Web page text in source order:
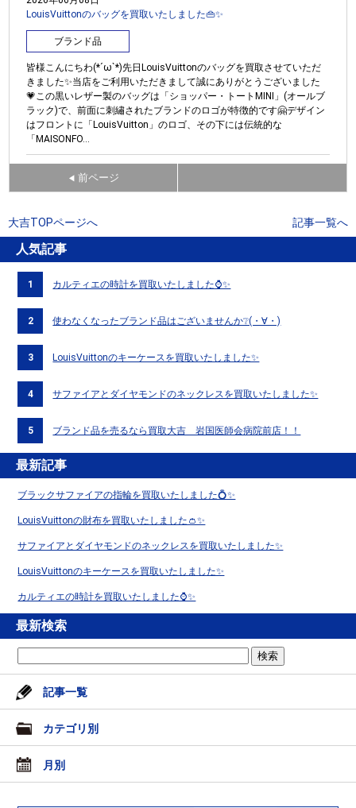
LouisVuittonのバッグを買取いたしました👜✨
ブランド品
皆様こんにちわ(*´ω`*)先日LouisVuittonのバッグを買取させていただ
きました✨当店をご利用いただきまして誠にありがとうございました
💗この黒いレザー製のバッグは「ショッパー・トートMINI」(オールブ
ラック)で、前面に刺繡されたブランドのロゴが特徴的です🤗デザイン
はフロントに「LouisVuitton」のロゴ、その下には伝統的な
「MAISONFO...
◀ 前ページ
大吉TOPページへ 記事一覧へ
人気記事
1 カルティエの時計を買取いたしました⌚✨
2 使わなくなったブランド品はございませんか❔(・∀・)
3 LouisVuittonのキーケースを買取いたしました✨
4 サファイアとダイヤモンドのネックレスを買取いたしました✨
5 ブランド品を売るなら買取大吉 岩国医師会病院前店！！
最新記事
ブラックサファイアの指輪を買取いたしました💍✨
LouisVuittonの財布を買取いたしました👛✨
サファイアとダイヤモンドのネックレスを買取いたしました✨
LouisVuittonのキーケースを買取いたしました✨
カルティエの時計を買取いたしました⌚✨
最新検索
記事一覧
カテゴリ別
月別